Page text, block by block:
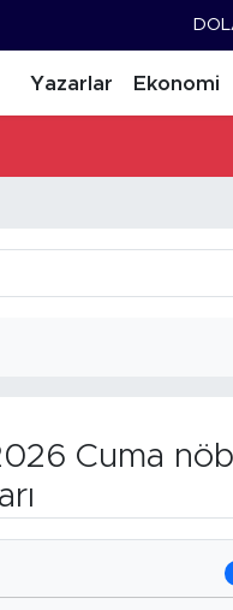
Yazarlar Ekonomi
Cuma